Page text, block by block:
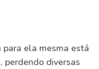
para ela mesma está
perdendo diversas